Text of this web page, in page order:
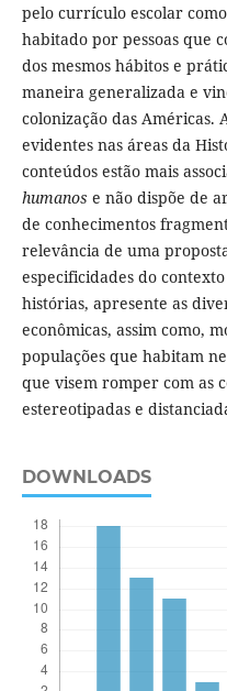
pelo currículo escolar
habitado por pessoas que
dos mesmos hábitos e
maneira generalizada e
colonização das Américas.
evidentes nas áreas da
conteúdos estão mais
humanos e não dispõe de
de conhecimentos
relevância de uma
especificidades do
histórias, apresente as
econômicas, assim como,
populações que habitam
que visem romper com as
estereotipadas e
DOWNLOADS